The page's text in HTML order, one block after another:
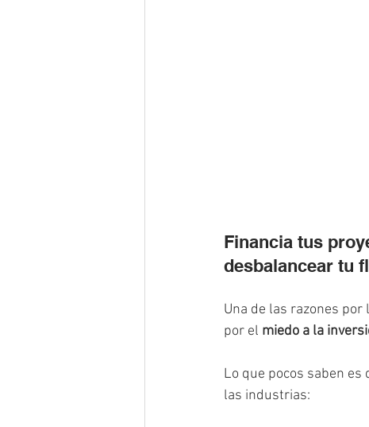
Financia tus
desbalancear tu
Una de las razones
por el miedo a la
Lo que pocos saben
las industrias: